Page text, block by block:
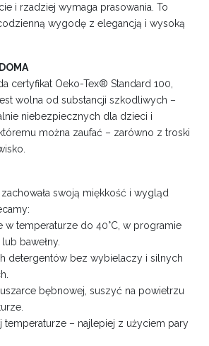
i rzadziej wymaga prasowania. To
wygodę z elegancją i wysoką
certyfikat Oeko-Tex® Standard 100,
wolna od substancji szkodliwych –
niebezpiecznych dla dzieci i
można zaufać – zarówno z troski
swoją miękkość i wygląd
w temperaturze do 40°C, w programie
bawełny.
detergentów bez wybielaczy i silnych
bębnowej, suszyć na powietrzu
temperaturze – najlepiej z użyciem pary